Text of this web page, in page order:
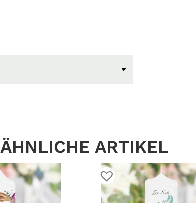
ÄHNLICHE ARTIKEL